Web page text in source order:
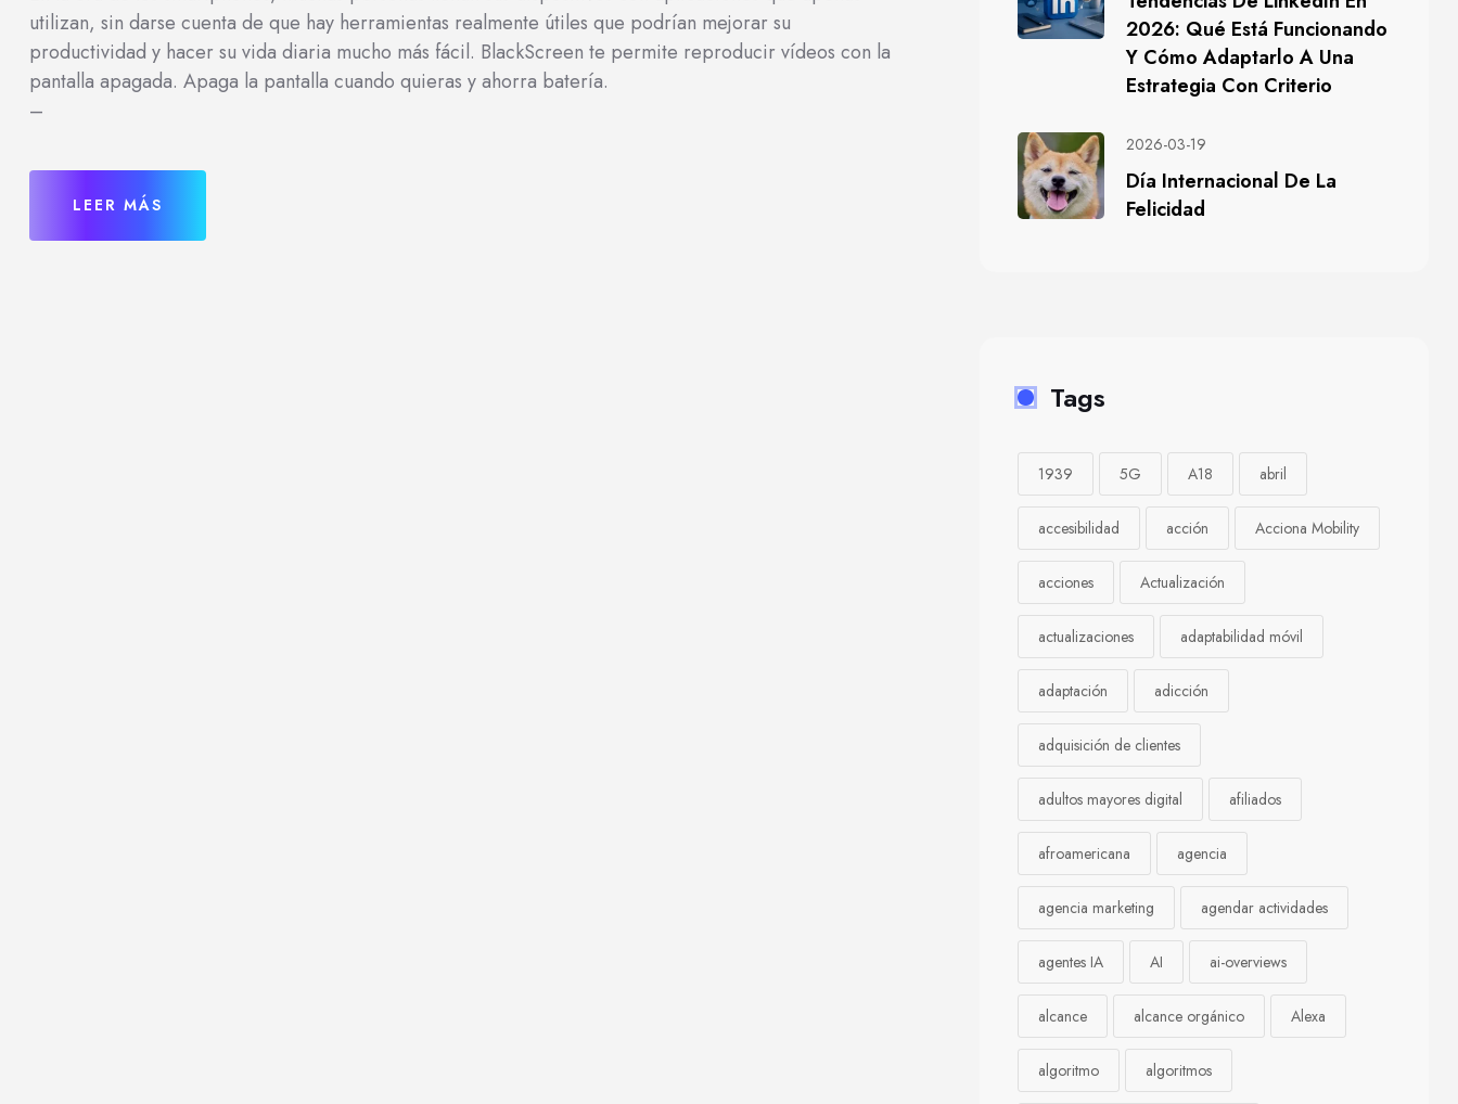
utilizan, sin darse cuenta de que hay herramientas realmente útiles que podrían mejorar su
productividad y hacer su vida diaria mucho más fácil. BlackScreen te permite reproducir vídeos con la
pantalla apagada. Apaga la pantalla cuando quieras y ahorra batería.
–
LEER MÁS
2026: Qué Está Funcionando
Y Cómo Adaptarlo A Una
Estrategia Con Criterio
2026-03-19
Día Internacional De La
Felicidad
Tags
1939 5G A18 abril
accesibilidad acción Acciona Mobility
acciones Actualización
actualizaciones adaptabilidad móvil
adaptación adicción
adquisición de clientes
adultos mayores digital afiliados
afroamericana agencia
agencia marketing agendar actividades
agentes IA AI ai-overviews
alcance alcance orgánico Alexa
algoritmo algoritmos